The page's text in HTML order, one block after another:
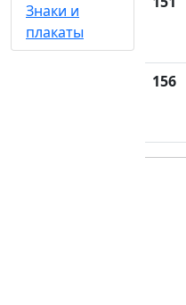
Знаки и
плакаты
156